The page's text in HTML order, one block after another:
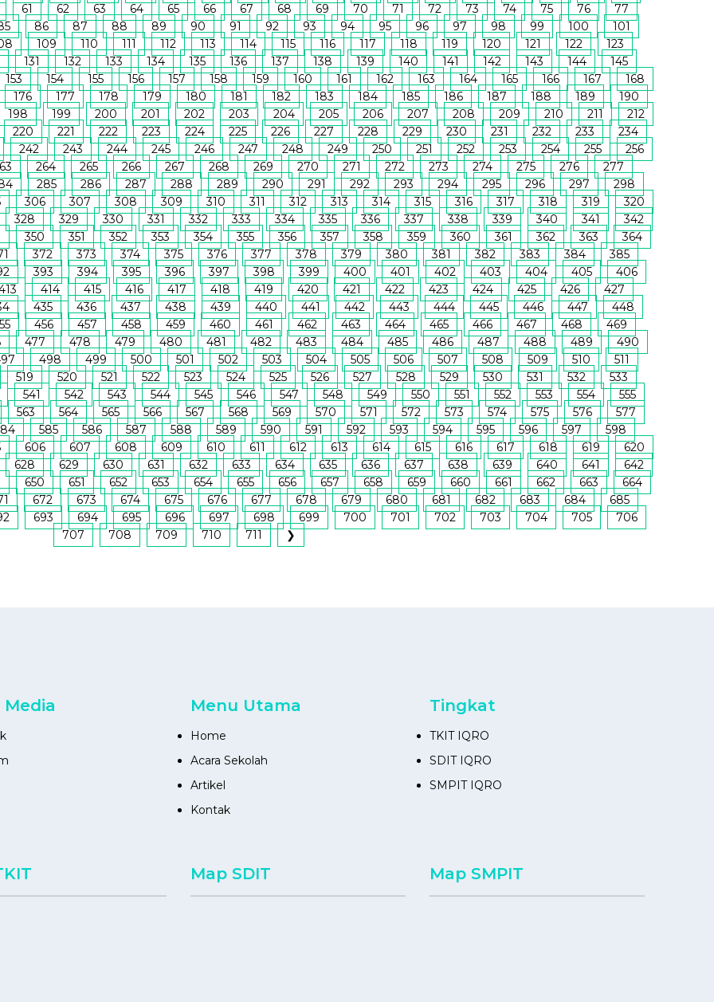
61
62 63 64 65 66 67 68 69 70 71 72 73 74 75 76
77
86 87 88 89 90 91 92 93 94 95 96 97 98 99 100
101
109 110 111 112 113 114 115 116 117 118 119 120 121 122
123
131
132 133 134 135 136 137 138 139 140 141 142 143 144
145
153
154 155 156 157 158 159 160 161 162 163 164 165 166 167
168
176
177 178 179 180 181 182 183 184 185 186 187 188 189
190
198
199 200 201 202 203 204 205 206 207 208 209 210 211
212
220
221 222 223 224 225 226 227 228 229 230 231 232 233
234
242
243 244 245 246 247 248 249 250 251 252 253 254 255
256
264 265 266 267 268 269 270 271 272 273 274 275 276
277
285 286 287 288 289 290 291 292 293 294 295 296 297
298
306 307 308 309 310 311 312 313 314 315 316 317 318 319
320
328
329 330 331 332 333 334 335 336 337 338 339 340 341
342
350 351 352 353 354 355 356 357 358 359 360 361 362 363
364
372 373 374 375 376 377 378 379 380 381 382 383 384
385
393 394 395 396 397 398 399 400 401 402 403 404 405
406
414 415 416 417 418 419 420 421 422 423 424 425 426
427
435 436 437 438 439 440 441 442 443 444 445 446 447
448
456 457 458 459 460 461 462 463 464 465 466 467 468
469
477 478 479 480 481 482 483 484 485 486 487 488 489
490
498 499 500 501 502 503 504 505 506 507 508 509 510
511
519
520 521 522 523 524 525 526 527 528 529 530 531 532
533
541
542 543 544 545 546 547 548 549 550 551 552 553 554
555
563
564 565 566 567 568 569 570 571 572 573 574 575 576
577
585 586 587 588 589 590 591 592 593 594 595 596 597
598
606 607 608 609 610 611 612 613 614 615 616 617 618 619
620
628
629 630 631 632 633 634 635 636 637 638 639 640 641
642
650 651 652 653 654 655 656 657 658 659 660 661 662 663
664
672 673 674 675 676 677 678 679 680 681 682 683 684
685
693 694 695 696 697 698 699 700 701 702 703 704 705
706
707
708 709 710 711 ❯
Media Menu Utama
Home
Acara Sekolah
Artikel
Kontak
Tingkat
TKIT IQRO
SDIT IQRO
SMPIT IQRO
Map SDIT Map SMPIT